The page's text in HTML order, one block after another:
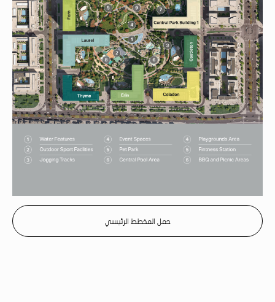
حمل المخطط الرئيسي